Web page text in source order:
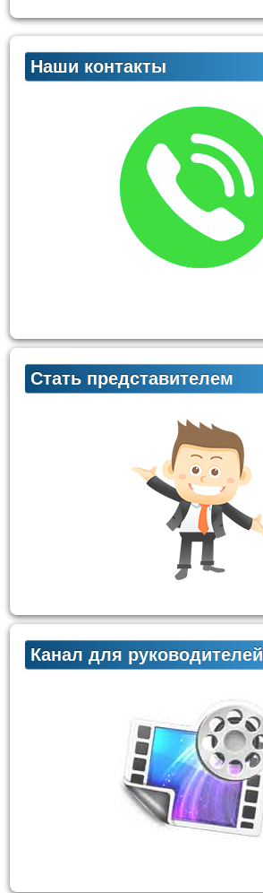
Наши контакты
Стать представителем
Канал для руководителей